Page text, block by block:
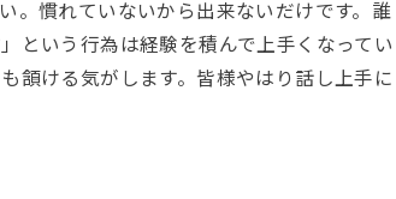
。慣れていないから出来ないだけです。誰
という行為は経験を積んで上手くなってい
頷ける気がします。皆様やはり話し上手に